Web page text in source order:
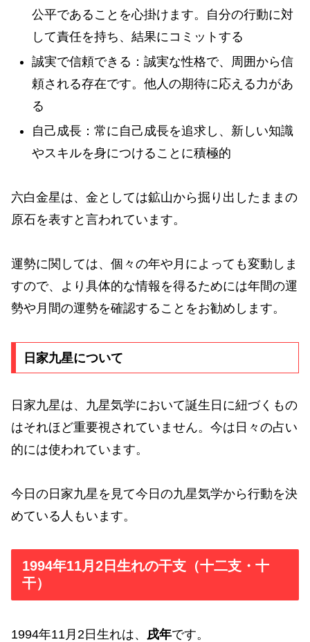
公平であることを心掛けます。自分の行動に対
して責任を持ち、結果にコミットする
誠実で信頼できる：誠実な性格で、周囲から信
頼される存在です。他人の期待に応える力があ
る
自己成長：常に自己成長を追求し、新しい知識
やスキルを身につけることに積極的
六白金星は、金としては鉱山から掘り出したままの
原石を表すと言われています。
運勢に関しては、個々の年や月によっても変動しま
すので、より具体的な情報を得るためには年間の運
勢や月間の運勢を確認することをお勧めします。
日家九星について
日家九星は、九星気学において誕生日に紐づくもの
はそれほど重要視されていません。今は日々の占い
的には使われています。
今日の日家九星を見て今日の九星気学から行動を決
めている人もいます。
1994年11月2日生れの干支（十二支・十
干）
1994年11月2日生れは、 戌年です。